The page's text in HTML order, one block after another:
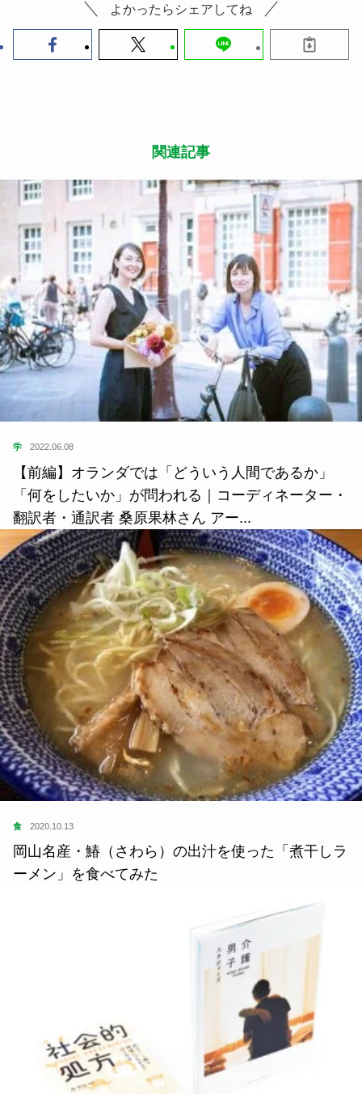
よかったらシェアしてね
関連記事
学 2022.06.08
【前編】オランダでは「どういう人間であるか」
「何をしたいか」が問われる｜コーディネーター・
翻訳者・通訳者 桑原果林さん アー...
食 2020.10.13
岡山名産・鰆（さわら）の出汁を使った「煮干しラ
ーメン」を食べてみた